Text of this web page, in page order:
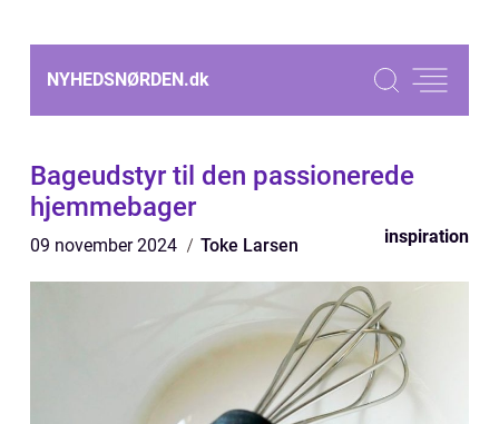
NYHEDSNØRDEN.dk
Bageudstyr til den passionerede
hjemmebager
09 november 2024 Toke Larsen inspiration